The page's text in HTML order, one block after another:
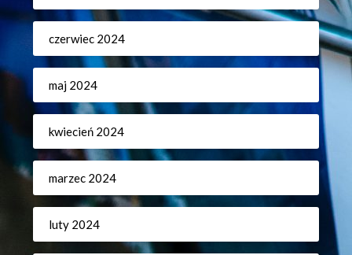
czerwiec 2024
maj 2024
kwiecień 2024
marzec 2024
luty 2024